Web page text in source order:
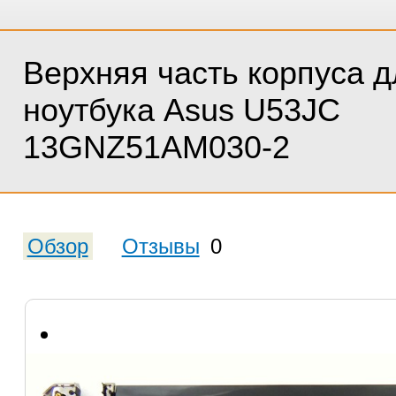
Верхняя часть корпуса
ноутбука Asus U53JC
13GNZ51AM030-2
Обзор Отзывы 0